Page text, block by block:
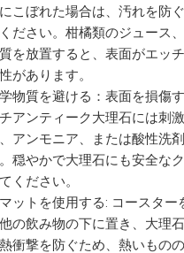
こぼれた場合は、汚れを防
ださい。柑橘類のジュース
を放置すると、表面がエッチ
があります。
物質を避ける：表面を損傷
アンティーク大理石には刺
アンモニア、または酸性洗
穏やかで大理石にも安全な
ください。
ットを使用する: コースター
の飲み物の下に置き、大理
衝撃を防ぐため、熱いもの